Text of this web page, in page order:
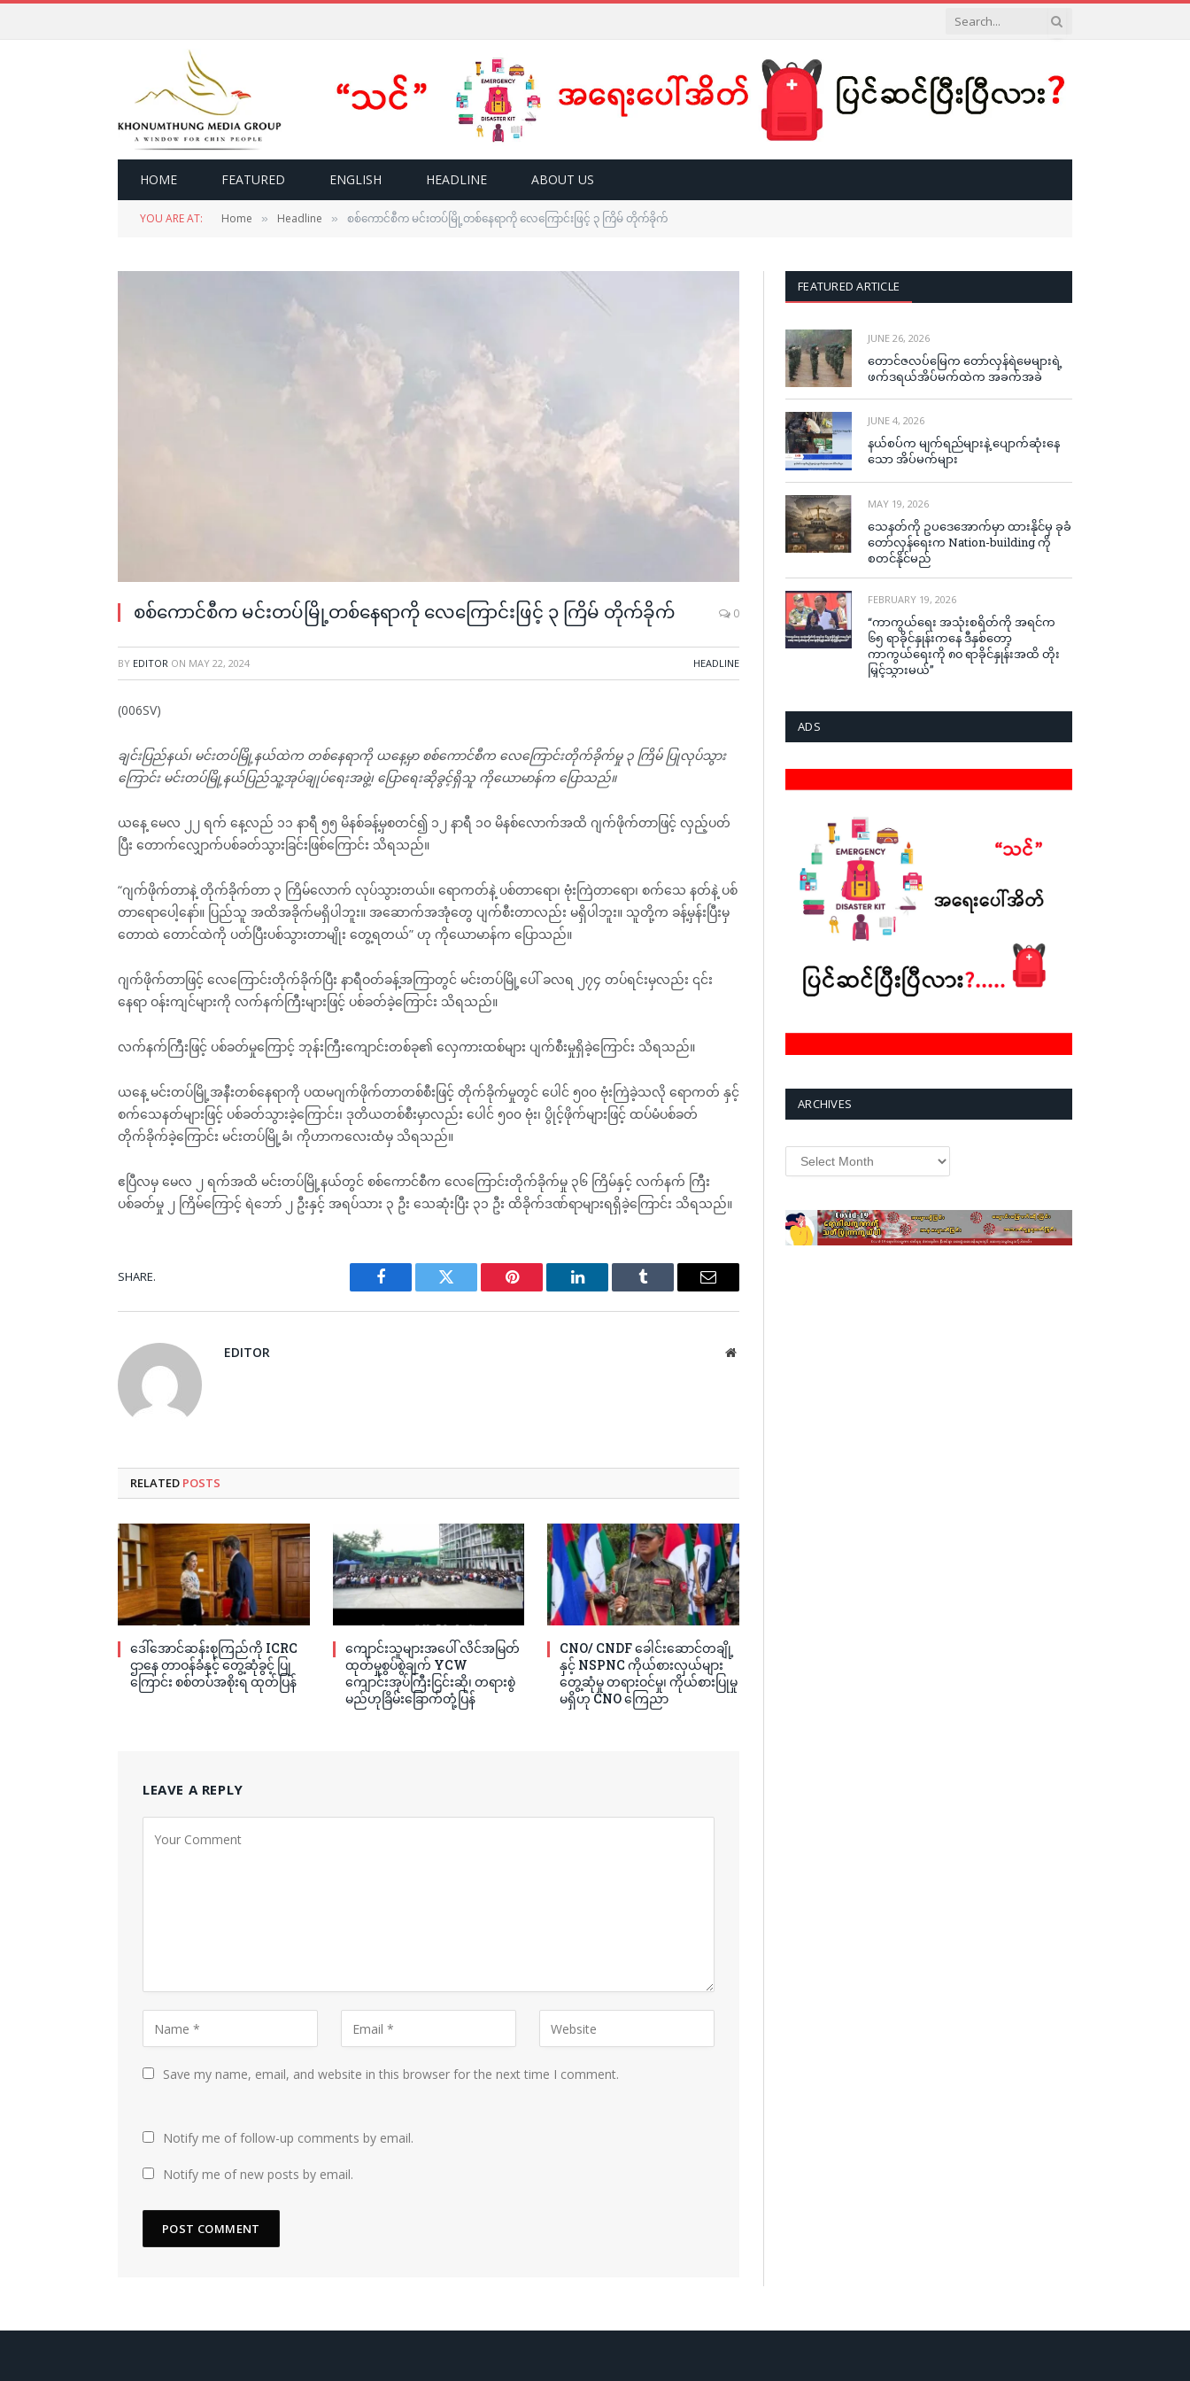
HOME FEATURED ENGLISH HEADLINE ABOUT US
YOU ARE AT: Home » Headline » စစ်ကောင်စီက မင်းတပ်မြို့တစ်နေရာကို လေကြောင်းဖြင့် ၃ ကြိမ် တိုက်ခိုက်
စစ်ကောင်စီက မင်းတပ်မြို့တစ်နေရာကို လေကြောင်းဖြင့် ၃ ကြိမ် တိုက်ခိုက် 0
BY EDITOR ON MAY 22, 2024 HEADLINE
(006SV)
ချင်းပြည်နယ်၊ မင်းတပ်မြို့နယ်ထဲက တစ်နေရာကို ယနေ့မှာ စစ်ကောင်စီက လေကြောင်းတိုက်ခိုက်မှု ၃ ကြိမ် ပြုလုပ်သွား
ကြောင်း မင်းတပ်မြို့နယ်ပြည်သူ့အုပ်ချုပ်ရေးအဖွဲ့၊ ပြောရေးဆိုခွင့်ရှိသူ ကိုယောမာန်က ပြောသည်။
ယနေ့ မေလ ၂၂ ရက် နေ့လည် ၁၁ နာရီ ၅၅ မိနစ်ခန့်မှစတင်၍ ၁၂ နာရီ ၁၀ မိနစ်လောက်အထိ ဂျက်ဖိုက်တာဖြင့် လှည့်ပတ်
ပြီး တောက်လျှောက်ပစ်ခတ်သွားခြင်းဖြစ်ကြောင်း သိရသည်။
“ဂျက်ဖိုက်တာနဲ့ တိုက်ခိုက်တာ ၃ ကြိမ်လောက် လုပ်သွားတယ်။ ရောကတ်နဲ့ ပစ်တာရော၊ ဗုံးကြဲတာရော၊ စက်သေ နတ်နဲ့ ပစ်
တာရောပေါ့နော်။ ပြည်သူ အထိအခိုက်မရှိပါဘူး။ အဆောက်အအုံတွေ ပျက်စီးတာလည်း မရှိပါဘူး။ သူတို့က ခန့်မှန်းပြီးမှ
တောထဲ တောင်ထဲကို ပတ်ပြီးပစ်သွားတာမျိုး တွေ့ရတယ်” ဟု ကိုယောမာန်က ပြောသည်။
ဂျက်ဖိုက်တာဖြင့် လေကြောင်းတိုက်ခိုက်ပြီး နာရီဝတ်ခန့်အကြာတွင် မင်းတပ်မြို့ပေါ် ခလရ ၂၇၄ တပ်ရင်းမှလည်း ၎င်း
နေရာ ဝန်းကျင်များကို လက်နက်ကြီးများဖြင့် ပစ်ခတ်ခဲ့ကြောင်း သိရသည်။
လက်နက်ကြီးဖြင့် ပစ်ခတ်မှုကြောင့် ဘုန်းကြီးကျောင်းတစ်ခု၏ လှေကားထစ်များ ပျက်စီးမှုရှိခဲ့ကြောင်း သိရသည်။
ယနေ့ မင်းတပ်မြို့အနီးတစ်နေရာကို ပထမဂျက်ဖိုက်တာတစ်စီးဖြင့် တိုက်ခိုက်မှုတွင် ပေါင် ၅၀၀ ဗုံးကြဲခဲ့သလို ရောကတ် နှင့်
စက်သေနတ်များဖြင့် ပစ်ခတ်သွားခဲ့ကြောင်း၊ ဒုတိယတစ်စီးမှာလည်း ပေါင် ၅၀၀ ဗုံး၊ ပွိုင့်ဖိုက်များဖြင့် ထပ်မံပစ်ခတ်
တိုက်ခိုက်ခဲ့ကြောင်း မင်းတပ်မြို့ခံ၊ ကိုဟာကလေးထံမှ သိရသည်။
ဧပြီလမှ မေလ ၂ ရက်အထိ မင်းတပ်မြို့နယ်တွင် စစ်ကောင်စီက လေကြောင်းတိုက်ခိုက်မှု ၃၆ ကြိမ်နှင့် လက်နက် ကြီး
ပစ်ခတ်မှု ၂ ကြိမ်ကြောင့် ရဲဘော် ၂ ဦးနှင့် အရပ်သား ၃ ဦး သေဆုံးပြီး ၃၁ ဦး ထိခိုက်ဒဏ်ရာများရရှိခဲ့ကြောင်း သိရသည်။
SHARE.
Facebook Twitter Pinterest LinkedIn Tumblr Email
EDITOR Website
RELATED POSTS
ဒေါ်အောင်ဆန်းစုကြည်ကို ICRC
ဌာနေ တာဝန်ခံနှင့် တွေ့ဆုံခွင့် ပြု
ကြောင်း စစ်တပ်အစိုးရ ထုတ်ပြန်
ကျောင်းသူများအပေါ် လိင်အမြတ်
ထုတ်မှုစွပ်စွဲချက် YCW
ကျောင်းအုပ်ကြီးငြင်းဆို၊ တရားစွဲ
မည်ဟုခြိမ်းခြောက်တုံ့ပြန်
CNO/ CNDF ခေါင်းဆောင်တချို့
နှင့် NSPNC ကိုယ်စားလှယ်များ
တွေ့ဆုံမှု တရားဝင်မှု၊ ကိုယ်စားပြုမှု
မရှိဟု CNO ကြေညာ
LEAVE A REPLY
Save my name, email, and website in this browser for the next time I comment.
Notify me of follow-up comments by email.
Notify me of new posts by email.
FEATURED ARTICLE
JUNE 26, 2026
တောင်ဇလပ်မြေက တော်လှန်ရဲမေများရဲ့
ဖက်ဒရယ်အိပ်မက်ထဲက အခက်အခဲ
JUNE 4, 2026
နယ်စပ်က မျက်ရည်များနဲ့ ပျောက်ဆုံးနေ
သော အိပ်မက်များ
MAY 19, 2026
သေနတ်ကို ဥပဒေအောက်မှာ ထားနိုင်မှ ခုခံ
တော်လှန်ရေးက Nation-building ကို
စတင်နိုင်မည်
FEBRUARY 19, 2026
“ကာကွယ်ရေး အသုံးစရိတ်ကို အရင်က
၆၅ ရာခိုင်နှုန်းကနေ ဒီနှစ်တော့
ကာကွယ်ရေးကို ၈၀ ရာခိုင်နှုန်းအထိ တိုး
မြှင့်သွားမယ်”
ADS
ARCHIVES
Archives